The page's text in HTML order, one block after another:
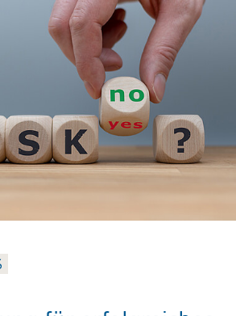
wie den US GAAP, IFRS
vor allem den Swiss GAAP FER, so
Themen wie Nachhaltigkeit,
Corporate Governance stärker
besteht die Herausforderung,
finanzielle Berichtsinhalte so zu
Erwartungen sowohl der
als auch der